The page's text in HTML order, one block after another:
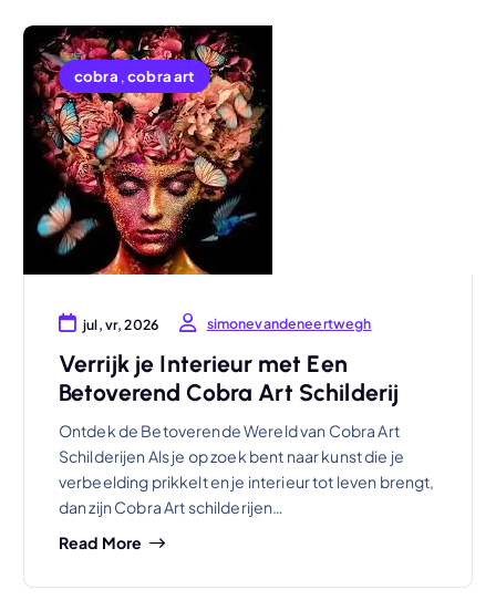
cobra ,cobra art
jul, vr, 2026 simonevandeneertwegh
Verrijk je Interieur met Een
Betoverend Cobra Art Schilderij
Ontdek de Betoverende Wereld van Cobra Art
Schilderijen Als je op zoek bent naar kunst die je
verbeelding prikkelt en je interieur tot leven brengt,
dan zijn Cobra Art schilderijen…
Read More